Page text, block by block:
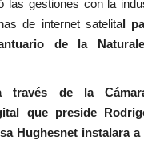
las gestiones con la
de internet satelital
de la
través de la
que preside
Hughesnet instalara